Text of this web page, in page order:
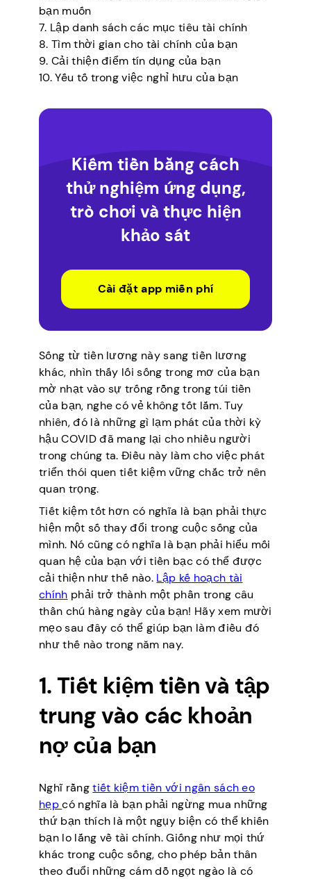
bạn muốn
7. Lập danh sách các mục tiêu tài chính
8. Tìm thời gian cho tài chính của bạn
9. Cải thiện điểm tín dụng của bạn
10. Yếu tố trong việc nghỉ hưu của bạn
Kiếm tiền bằng cách
thử nghiệm ứng dụng,
trò chơi và thực hiện
khảo sát
Cài đặt app miễn phí
Sống từ tiền lương này sang tiền lương
khác, nhìn thấy lối sống trong mơ của bạn
mờ nhạt vào sự trống rỗng trong túi tiền
của bạn, nghe có vẻ không tốt lắm. Tuy
nhiên, đó là những gì lạm phát của thời kỳ
hậu COVID đã mang lại cho nhiều người
trong chúng ta. Điều này làm cho việc phát
triển thói quen tiết kiệm vững chắc trở nên
quan trọng.
Tiết kiệm tốt hơn có nghĩa là bạn phải thực
hiện một số thay đổi trong cuộc sống của
mình. Nó cũng có nghĩa là bạn phải hiểu mối
quan hệ của bạn với tiền bạc có thể được
cải thiện như thế nào. Lập kế hoạch tài
chính phải trở thành một phần trong câu
thần chú hàng ngày của bạn! Hãy xem mười
mẹo sau đây có thể giúp bạn làm điều đó
như thế nào trong năm nay.
1. Tiết kiệm tiền và tập
trung vào các khoản
nợ của bạn
Nghĩ rằngtiết kiệm tiền với ngân sách eo
hẹpcó nghĩa là bạn phải ngừng mua những
thứ bạn thích là một ngụy biện có thể khiến
bạn lo lắng về tài chính. Giống như mọi thứ
khác trong cuộc sống, cho phép bản thân
theo đuổi những cám dỗ ngọt ngào là có